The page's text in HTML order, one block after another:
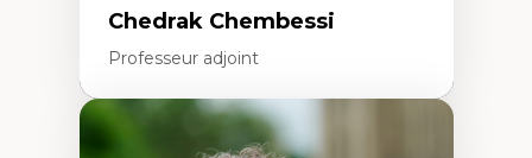
Chedrak Chembessi
Professeur adjoint